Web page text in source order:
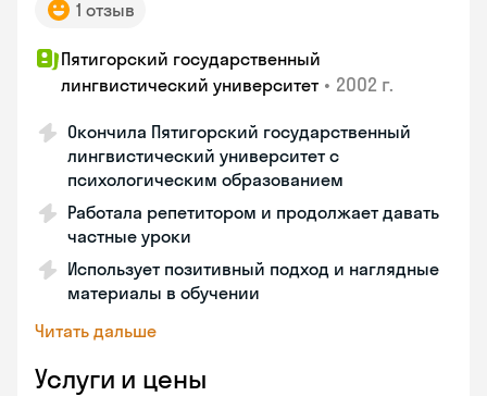
1 отзыв
Пятигорский государственный
лингвистический университет • 2002 г.
Окончила Пятигорский государственный
лингвистический университет с
психологическим образованием
Работала репетитором и продолжает давать
частные уроки
Использует позитивный подход и наглядные
материалы в обучении
Читать дальше
Услуги и цены